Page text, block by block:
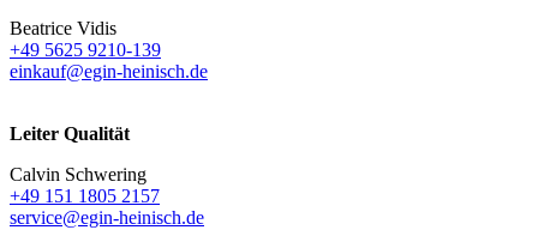
Beatrice Vidis
+49 5625 9210-139
einkauf@egin-heinisch.de
Leiter Qualität
Calvin Schwering
+49 151 1805 2157
service@egin-heinisch.de